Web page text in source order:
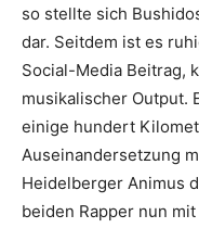
so stellte sich
dar. Seitdem ist es
Social-Media Beitrag,
musikalischer Output.
einige hundert
Auseinandersetzung
Heidelberger Animus
beiden Rapper nun mit